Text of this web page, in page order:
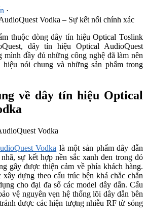
·
thuộc dòng dây tín hiệu Optical Toslink
dây tín hiệu Optical AudioQuest
mình đầy đủ những công nghệ đã làm nên
nói chung và những sản phẩm trong
về dây tín hiệu Optical
Vodka là một sản phẩm dây dẫn
sự kết hợp nền sắc xanh đen trong đó
gây được thiện cảm về phía khách hàng.
dựng theo cấu trúc bện khá chắc chắn
cho đại đa số các model dây dẫn. Cấu
vệ nguyên vẹn hệ thống lõi dây dẫn bên
được các hiện tượng nhiễu RF từ sóng